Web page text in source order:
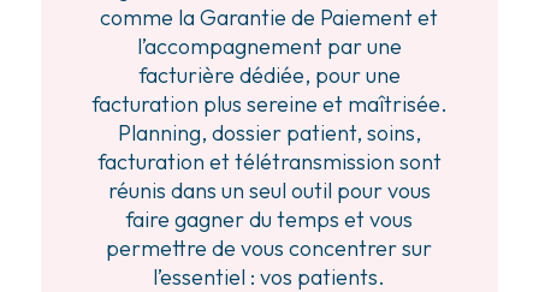
comme la Garantie de Paiement et
l’accompagnement par une
facturière dédiée, pour une
facturation plus sereine et maîtrisée.
Planning, dossier patient, soins,
facturation et télétransmission sont
réunis dans un seul outil pour vous
faire gagner du temps et vous
permettre de vous concentrer sur
l’essentiel : vos patients.